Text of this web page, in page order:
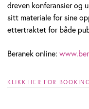
dreven konferansier og
sitt materiale for sine
ettertraktet for både
Beranek online:
KLIKK HER FOR